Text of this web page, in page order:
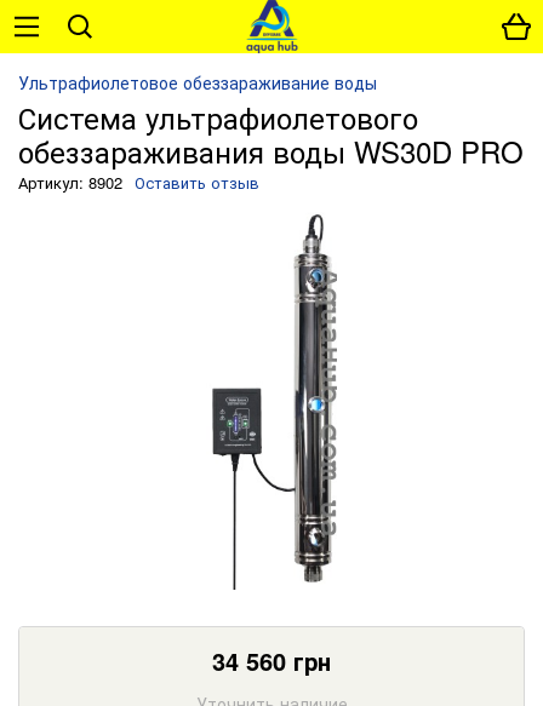
Ультрафиолетовое обеззараживание воды
Система ультрафиолетового
обеззараживания воды WS30D PRO
Артикул: 8902 Оставить отзыв
34 560 грн